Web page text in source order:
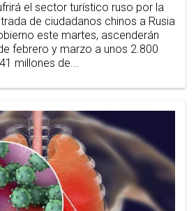
el sector turístico ruso por la
de ciudadanos chinos a Rusia
este martes, ascenderán
febrero y marzo a unos 2.800
millones de...